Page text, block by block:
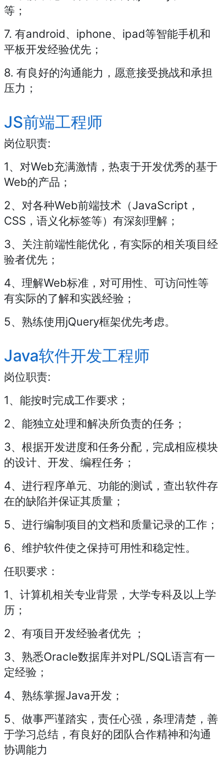
等；
7. 有android、iphone、ipad等智能手机和
平板开发经验优先；
8. 有良好的沟通能力，愿意接受挑战和承担
压力；
JS前端工程师
岗位职责:
1、对Web充满激情，热衷于开发优秀的基于
Web的产品；
2、对各种Web前端技术（JavaScript，
CSS，语义化标签等）有深刻理解；
3、关注前端性能优化，有实际的相关项目经
验者优先；
4、理解Web标准，对可用性、可访问性等
有实际的了解和实践经验；
5、熟练使用jQuery框架优先考虑。
Java软件开发工程师
岗位职责:
1、能按时完成工作要求；
2、能独立处理和解决所负责的任务；
3、根据开发进度和任务分配，完成相应模块
的设计、开发、编程任务；
4、进行程序单元、功能的测试，查出软件存
在的缺陷并保证其质量；
5、进行编制项目的文档和质量记录的工作；
6、维护软件使之保持可用性和稳定性。
任职要求：
1、计算机相关专业背景，大学专科及以上学
历；
2、有项目开发经验者优先 ；
3、熟悉Oracle数据库并对PL/SQL语言有一
定经验；
4、熟练掌握Java开发；
5、做事严谨踏实，责任心强，条理清楚，善
于学习总结，有良好的团队合作精神和沟通
协调能力